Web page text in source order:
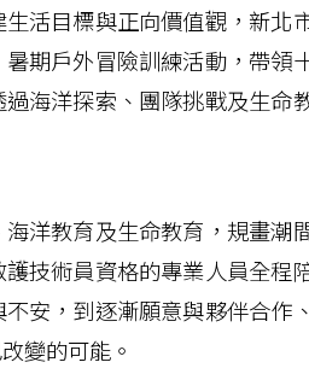
活目標與正向價值觀，新北
期戶外冒險訓練活動，帶領
海洋探索、團隊挑戰及生命
洋教育及生命教育，規畫潮
技術員資格的專業人員全程
安，到逐漸願意與夥伴合作
變的可能。